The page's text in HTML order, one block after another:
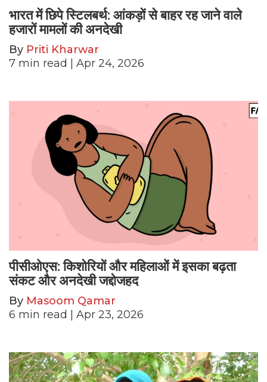
भारत में छिपे स्टिलबर्थ: आंकड़ों से बाहर रह जाने वाले
हजारों मामलों की अनदेखी
By Priti Kharwar
7 min read | Apr 24, 2026
पीसीओएस: किशोरियों और महिलाओं में इसका बढ़ता
संकट और अनदेखी जद्दोजहद
By Masoom Qamar
6 min read | Apr 23, 2026